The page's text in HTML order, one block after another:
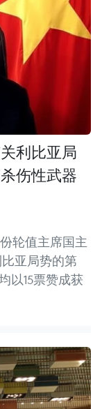
利比亚局
伤性武器
轮值主席国主
亚局势的第
以15票赞成获